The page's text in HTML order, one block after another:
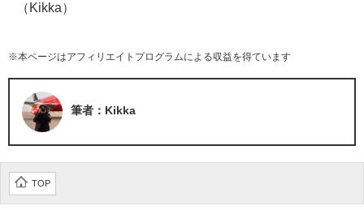
（Kikka）
※本ページはアフィリエイトプログラムによる収益を得ています
筆者：Kikka
TOP